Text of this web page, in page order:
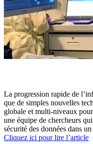
La progression rapide de
que de simples nouvelles
globale et multi-niveaux
une équipe de chercheurs
sécurité des données dans
Cliquez ici pour lire l’article